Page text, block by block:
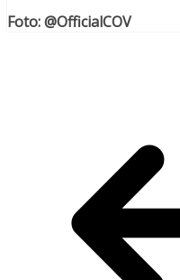
Foto: @OfficialCOV